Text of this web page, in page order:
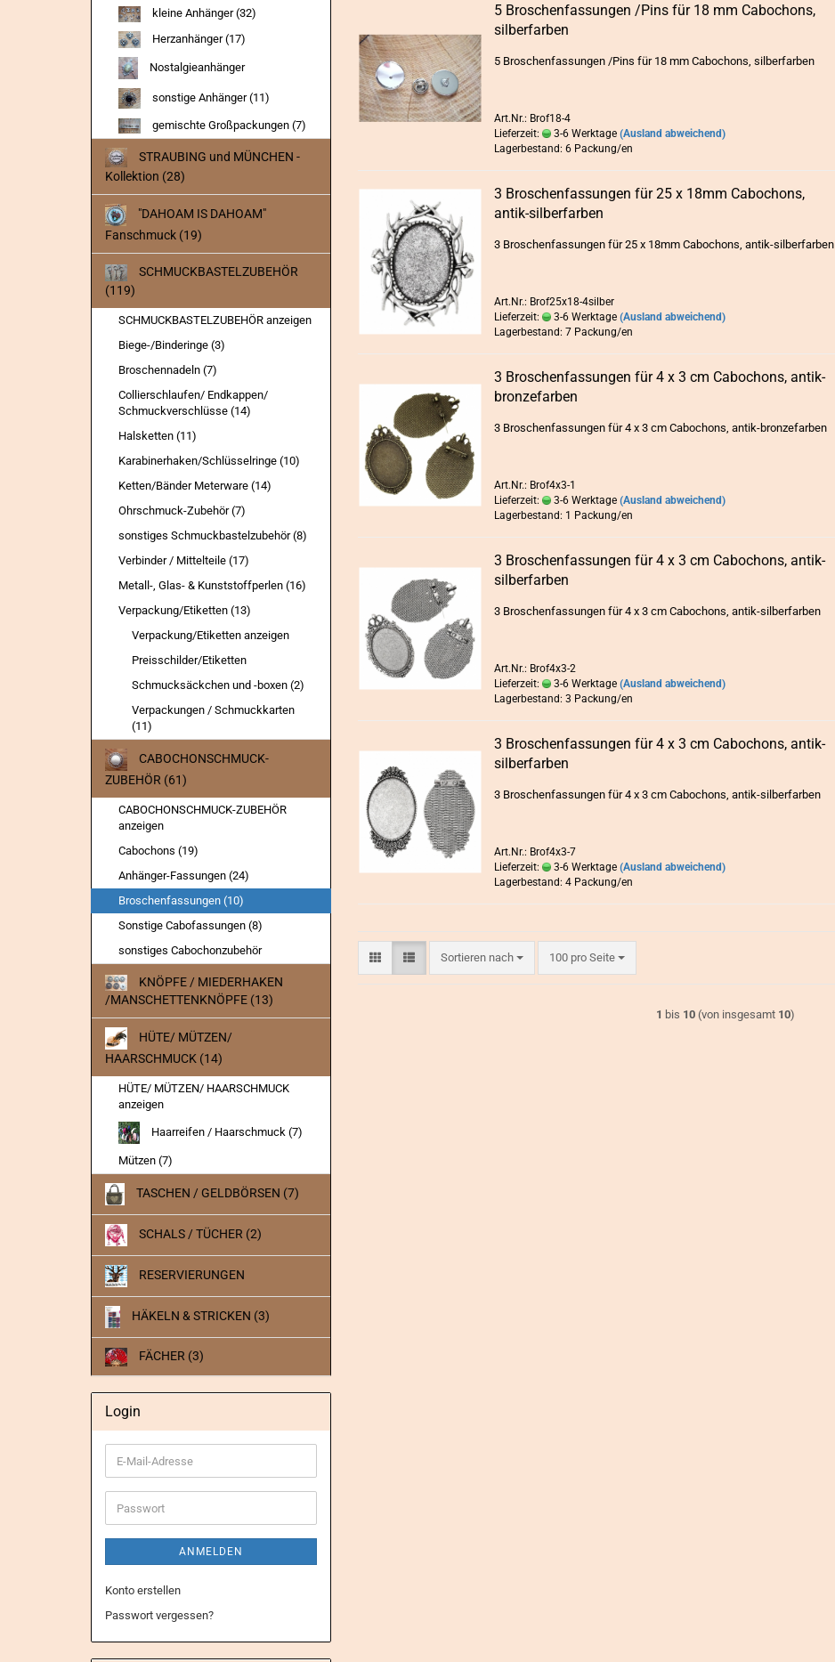
5 Bro­schen­fas­sun­gen /Pins für 18 mm Ca­bo­chons,
sil­ber­far­ben
5 Bro­schen­fas­sun­gen /Pins für 18 mm Ca­bo­chons, sil­ber­far­ben
Art.Nr.: Brof18-4
Lieferzeit:
3-6 Werktage (Ausland abweichend)
Lagerbestand: 6 Packung/en
3 Bro­schen­fas­sun­gen für 25 x 18mm Ca­bo­chons,
antik-​​sil­ber­far­ben
3 Bro­schen­fas­sun­gen für 25 x 18mm Ca­bo­chons, antik-​silberfarben
Art.Nr.: Brof25x18-4silber
Lieferzeit:
3-6 Werktage (Ausland abweichend)
Lagerbestand: 7 Packung/en
3 Bro­schen­fas­sun­gen für 4 x 3 cm Ca­bo­chons, antik-​​
bron­ze­far­ben
3 Bro­schen­fas­sun­gen für 4 x 3 cm Ca­bo­chons, antik-​bronzefarben
Art.Nr.: Brof4x3-1
Lieferzeit:
3-6 Werktage (Ausland abweichend)
Lagerbestand: 1 Packung/en
3 Bro­schen­fas­sun­gen für 4 x 3 cm Ca­bo­chons, antik-​​
sil­ber­far­ben
3 Bro­schen­fas­sun­gen für 4 x 3 cm Ca­bo­chons, antik-​silberfarben
Art.Nr.: Brof4x3-2
Lieferzeit:
3-6 Werktage (Ausland abweichend)
Lagerbestand: 3 Packung/en
3 Bro­schen­fas­sun­gen für 4 x 3 cm Ca­bo­chons, antik-​​
sil­ber­far­ben
3 Bro­schen­fas­sun­gen für 4 x 3 cm Ca­bo­chons, antik-​silberfarben
Art.Nr.: Brof4x3-7
Lieferzeit:
3-6 Werktage (Ausland abweichend)
Lagerbestand: 4 Packung/en
Sortieren nach
Sortieren nach 100 pro Seite
pro Seite
1 bis 10(von insgesamt 10)
kleine Anhänger (32)
Herzanhänger (17)
Nostalgieanhänger
sonstige Anhänger (11)
gemischte Großpackungen (7)
STRAUBING und MÜNCHEN -
Kollektion (28)
"DAHOAM IS DAHOAM"
Fanschmuck (19)
SCHMUCKBASTELZUBEHÖR
(119)
SCHMUCKBASTELZUBEHÖR anzeigen
Biege-/Binderinge (3)
Broschennadeln (7)
Collierschlaufen/ Endkappen/
Schmuckverschlüsse (14)
Halsketten (11)
Karabinerhaken/Schlüsselringe (10)
Ketten/Bänder Meterware (14)
Ohrschmuck-Zubehör (7)
sonstiges Schmuckbastelzubehör (8)
Verbinder / Mittelteile (17)
Metall-, Glas- & Kunststoffperlen (16)
Verpackung/Etiketten (13)
Verpackung/Etiketten anzeigen
Preisschilder/Etiketten
Schmucksäckchen und -boxen (2)
Verpackungen / Schmuckkarten
(11)
CABOCHONSCHMUCK-
ZUBEHÖR (61)
CABOCHONSCHMUCK-ZUBEHÖR
anzeigen
Cabochons (19)
Anhänger-Fassungen (24)
Broschenfassungen (10)
Sonstige Cabofassungen (8)
sonstiges Cabochonzubehör
KNÖPFE / MIEDERHAKEN
/MANSCHETTENKNÖPFE (13)
HÜTE/ MÜTZEN/
HAARSCHMUCK (14)
HÜTE/ MÜTZEN/ HAARSCHMUCK
anzeigen
Haarreifen / Haarschmuck (7)
Mützen (7)
TASCHEN / GELDBÖRSEN (7)
SCHALS / TÜCHER (2)
RESERVIERUNGEN
HÄKELN & STRICKEN (3)
FÄCHER (3)
Login
E-
Mail-
Adresse
Passwort
ANMELDEN
Konto erstellen
Passwort vergessen?